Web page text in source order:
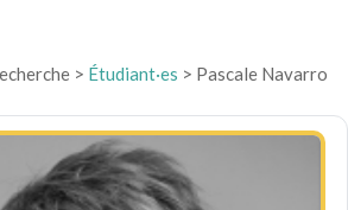
> Étudiant·es > Pascale Navarro